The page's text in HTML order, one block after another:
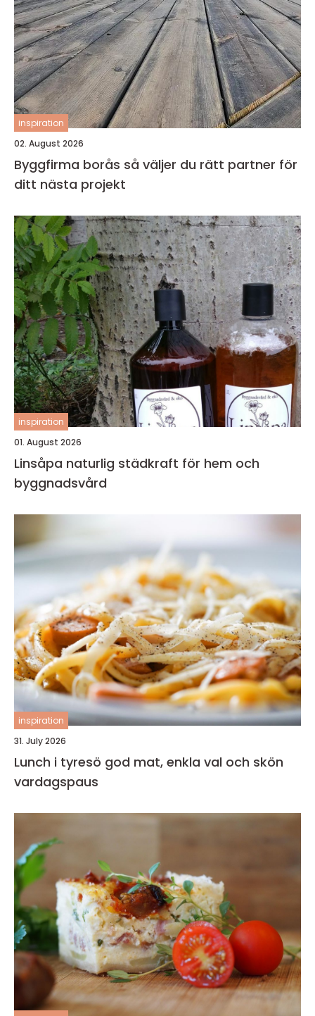
inspiration
02. August 2026
Byggfirma borås så väljer du rätt partner för
ditt nästa projekt
inspiration
01. August 2026
Linsåpa naturlig städkraft för hem och
byggnadsvård
inspiration
31. July 2026
Lunch i tyresö god mat, enkla val och skön
vardagspaus